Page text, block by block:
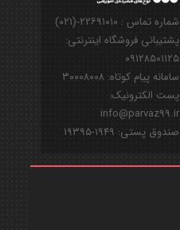
شماره تماس : ۲۲۶۹۱۰۱۰-(۰۲۱)
پشتیبانی فروشگاه اینترنتی:
۰۹۱۲۸۵۰۱۱۲۵
سامانه پیام کوتاه: ۳۰۰۰۸۰۰۸
پست الکترونیک:
info@parvaz99.ir
صندوق پستی: ۱۹۴۹-۱۹۳۹۵